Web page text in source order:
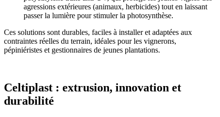
agressions extérieures (animaux, herbicides) tout en laissant
passer la lumière pour stimuler la photosynthèse.
Ces solutions sont durables, faciles à installer et adaptées aux
contraintes réelles du terrain, idéales pour les vignerons,
pépiniéristes et gestionnaires de jeunes plantations.
Celtiplast : extrusion, innovation et
durabilité